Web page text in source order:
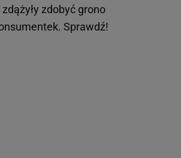
zdobyć grono
Sprawdź!